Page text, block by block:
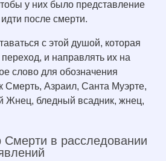
у них было представление
после смерти.
с этой душой, которая
и направлять их на
слово для обозначения
Смерть, Азраил, Санта Муэрте,
Жнец, бледный всадник, жнец,
в расследовании